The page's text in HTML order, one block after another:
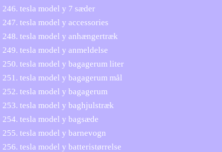
tesla model y 7 sæder
tesla model y accessories
tesla model y anhængertræk
tesla model y anmeldelse
tesla model y bagagerum liter
tesla model y bagagerum mål
tesla model y bagagerum
tesla model y baghjulstræk
tesla model y bagsæde
tesla model y barnevogn
tesla model y batteristørrelse